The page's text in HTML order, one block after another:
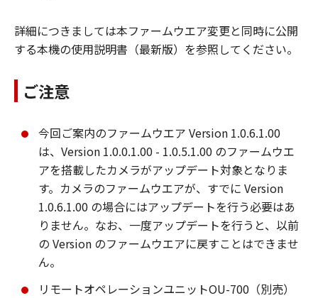
詳細につきましては本ファームウエア変更と同時に公開
する本機の使用説明書（最新版）を参照してください。
ご注意
今回ご案内のファームウエア Version 1.0.6.1.00
は、Version 1.0.0.1.00 - 1.0.5.1.00 のファームウエ
アを搭載したカメラがアップデート対象となりま
す。カメラのファームウエアが、すでに Version
1.0.6.1.00 の場合にはアップデートを行う必要はあ
りません。なお、一度アップデートを行うと、以前
の Version のファームウエアに戻すことはできませ
ん。
リモートオペレーションユニットOU-700（別売）